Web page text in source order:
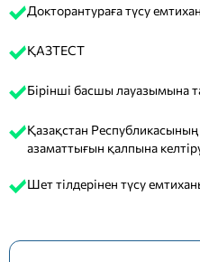
Докторантураға түсу
ҚАЗТЕСТ
Бірінші басшы лауазымына
Қазақстан
азаматтығын қалпына келтіру
Шет тілдерінен түсу